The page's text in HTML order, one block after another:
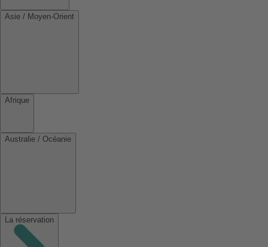
Asie / Moyen-Orient
Afrique
Australie / Océanie
La réservation